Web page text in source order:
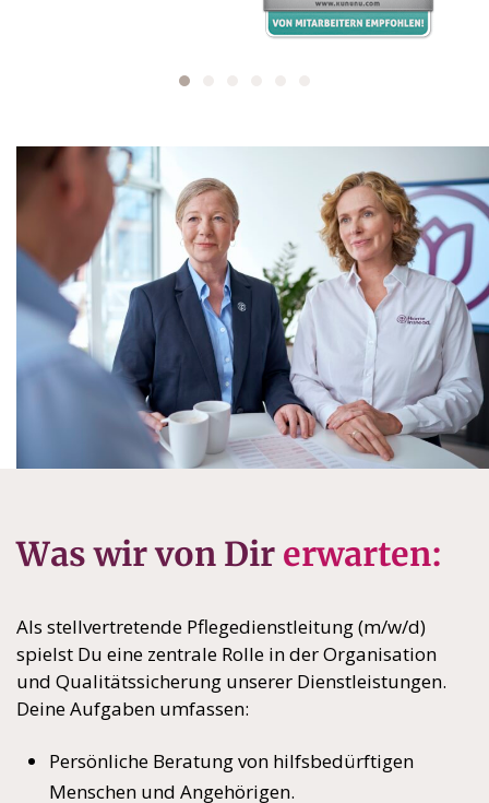
Was wir von Dir erwarten:
Als stellvertretende Pflegedienstleitung (m/w/d)
spielst Du eine zentrale Rolle in der Organisation
und Qualitätssicherung unserer Dienstleistungen.
Deine Aufgaben umfassen:
Persönliche Beratung von hilfsbedürftigen
Menschen und Angehörigen.